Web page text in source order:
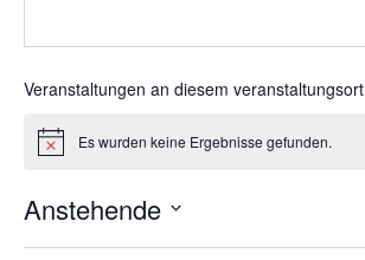
Veranstaltungen an diesem veranstaltungsort
HinweisEs wurden keine Ergebnisse gefunden.
Anstehende